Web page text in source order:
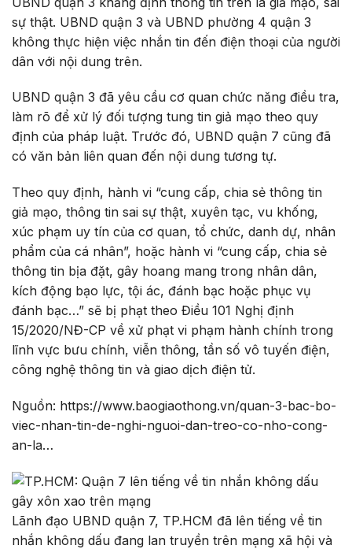
sự thật. UBND quận 3 và UBND phường 4 quận 3
không thực hiện việc nhắn tin đến điện thoại của người
dân với nội dung trên.
UBND quận 3 đã yêu cầu cơ quan chức năng điều tra,
làm rõ để xử lý đối tượng tung tin giả mạo theo quy
định của pháp luật. Trước đó, UBND quận 7 cũng đã
có văn bản liên quan đến nội dung tương tự.
Theo quy định, hành vi “cung cấp, chia sẻ thông tin
giả mạo, thông tin sai sự thật, xuyên tạc, vu khống,
xúc phạm uy tín của cơ quan, tổ chức, danh dự, nhân
phẩm của cá nhân”, hoặc hành vi “cung cấp, chia sẻ
thông tin bịa đặt, gây hoang mang trong nhân dân,
kích động bạo lực, tội ác, đánh bạc hoặc phục vụ
đánh bạc…” sẽ bị phạt theo Điều 101 Nghị định
15/2020/NĐ-CP về xử phạt vi phạm hành chính trong
lĩnh vực bưu chính, viễn thông, tần số vô tuyến điện,
công nghệ thông tin và giao dịch điện tử.
Nguồn: https://www.baogiaothong.vn/quan-3-bac-bo-
viec-nhan-tin-de-nghi-nguoi-dan-treo-co-nho-cong-
an-la…
Lãnh đạo UBND quận 7, TP.HCM đã lên tiếng về tin
nhắn không dấu đang lan truyền trên mạng xã hội và